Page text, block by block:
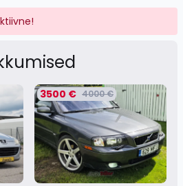
3500 € 4000 €